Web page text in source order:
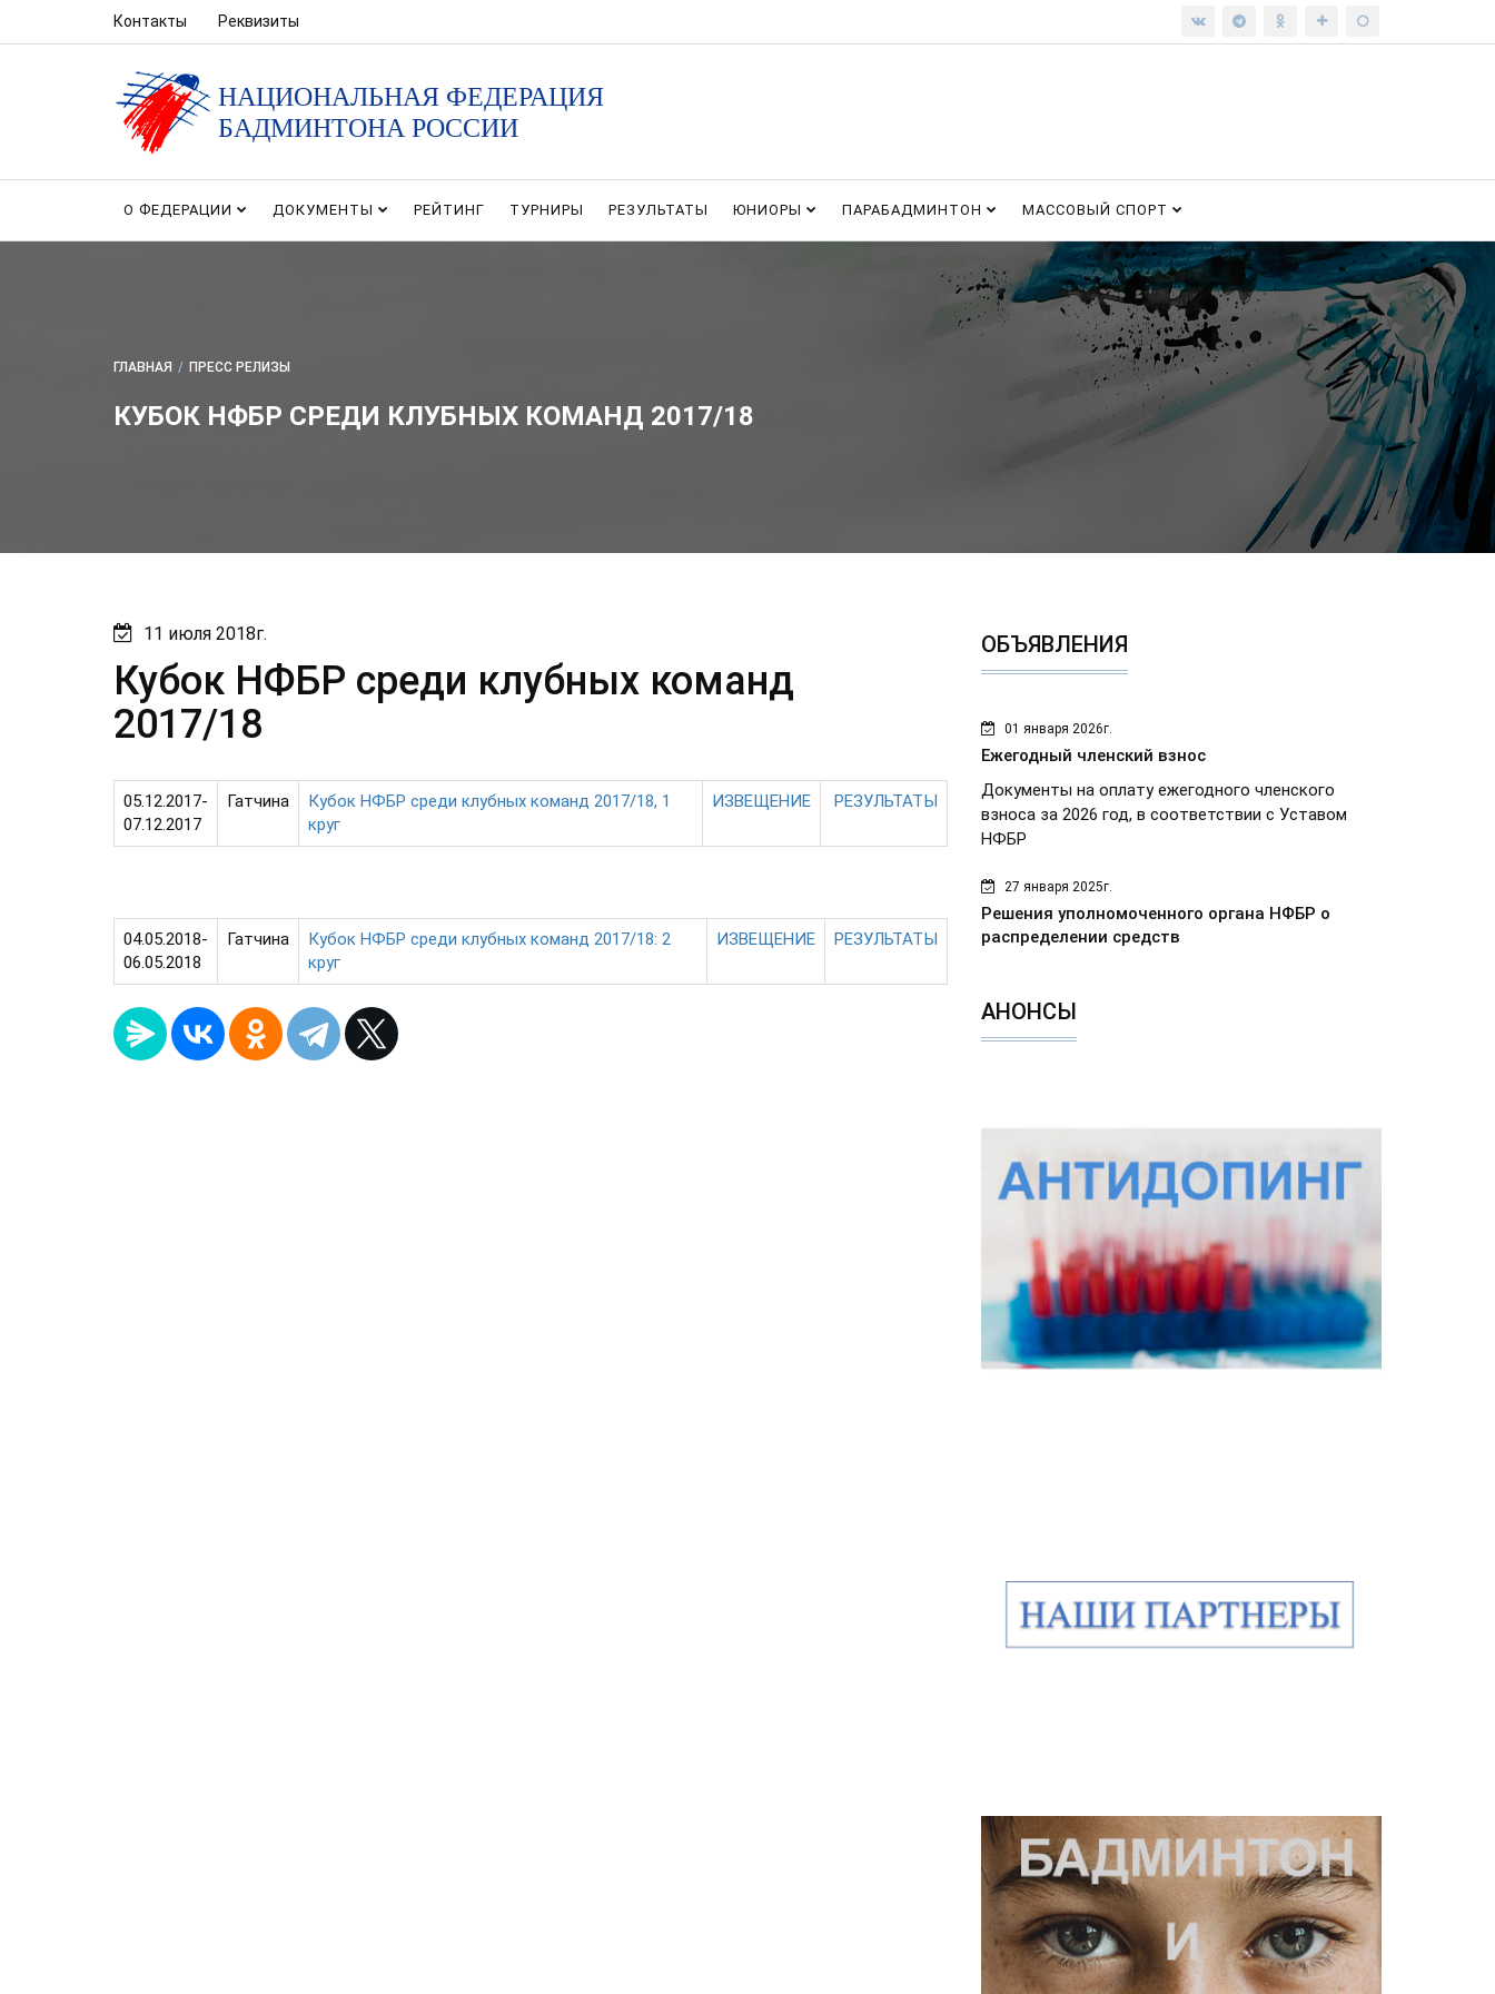
Контакты Реквизиты
НАЦИОНАЛЬНАЯ ФЕДЕРАЦИЯ
БАДМИНТОНА РОССИИ
О ФЕДЕРАЦИИ ДОКУМЕНТЫ РЕЙТИНГ ТУРНИРЫ РЕЗУЛЬТАТЫ ЮНИОРЫ ПАРАБАДМИНТОН МАССОВЫЙ СПОРТ
ГЛАВНАЯ / ПРЕСС РЕЛИЗЫ
КУБОК НФБР СРЕДИ КЛУБНЫХ КОМАНД 2017/18
11 июля 2018г.
Кубок НФБР среди клубных команд
2017/18
05.12.2017-
07.12.2017
Гатчина
Кубок НФБР среди клубных команд 2017/18, 1
круг
ИЗВЕЩЕНИЕ РЕЗУЛЬТАТЫ
04.05.2018-
06.05.2018
Гатчина
Кубок НФБР среди клубных команд 2017/18: 2
круг
ИЗВЕЩЕНИЕ РЕЗУЛЬТАТЫ
ОБЪЯВЛЕНИЯ
01 января 2026г.
Ежегодный членский взнос
Документы на оплату ежегодного членского
взноса за 2026 год, в соответствии с Уставом
НФБР
27 января 2025г.
Решения уполномоченного органа НФБР о
распределении средств
АНОНСЫ